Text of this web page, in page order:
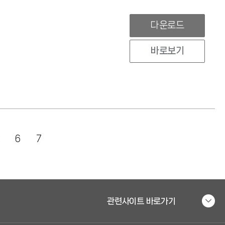
다운로드
바로보기
6 7
관련사이트 바로가기